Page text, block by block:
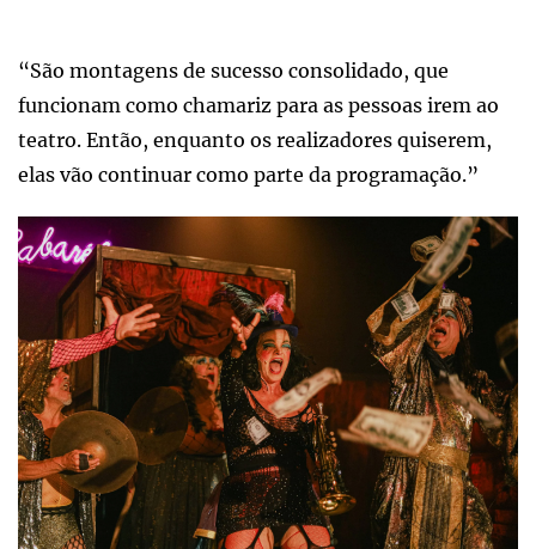
“São montagens de sucesso consolidado, que
funcionam como chamariz para as pessoas irem ao
teatro. Então, enquanto os realizadores quiserem,
elas vão continuar como parte da programação.”